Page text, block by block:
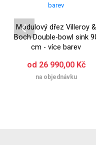
Modulový dřez Villeroy &
Boch Double-bowl sink
cm - více barev
od 26 990,00 Kč
na objednávku